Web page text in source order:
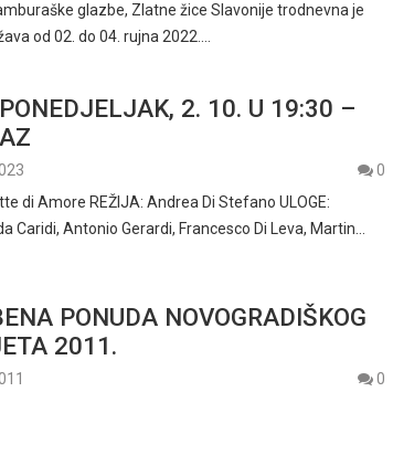
glazbe, Zlatne žice Slavonije trodnevna je
od 02. do 04. rujna 2022.…
2. 10. U 19:30 –
0
di Amore REŽIJA: Andrea Di Stefano ULOGE:
Caridi, Antonio Gerardi, Francesco Di Leva, Martin…
PONUDA NOVOGRADIŠKOG
2011.
0